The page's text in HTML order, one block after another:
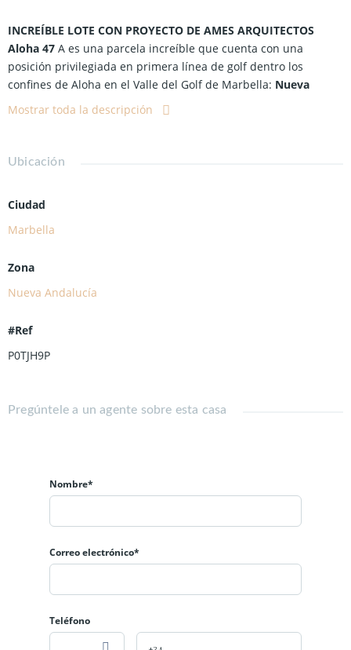
INCREÍBLE LOTE CON PROYECTO DE AMES ARQUITECTOS
Aloha 47 A es una parcela increíble que cuenta con una
posición privilegiada en primera línea de golf dentro los
confines de Aloha en el Valle del Golf de Marbella: Nueva
Andalucía.
permite vistas panorámicas del famoso campo de golf Aloha,
renombrado estudio de arquitectura Ames Arquitectos.
Completa con una piscina infinita y un área de descanso
invitados o relajarse con estilo. Las generosas terrazas
panorámicas de los alrededores y del campo de golf desde
Mostrar toda la descripción
Ubicación
Ciudad
Marbella
Zona
Nueva Andalucía
#Ref
P0TJH9P
Pregúntele a un agente sobre esta casa
Nombre*
Correo electrónico*
Teléfono